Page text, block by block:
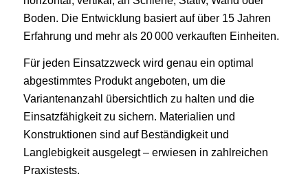
Boden. Die Entwicklung basiert auf über 15 Jahren
Erfahrung und mehr als 20 000 verkauften Einheiten.
Für jeden Einsatzzweck wird genau ein optimal
abgestimmtes Produkt angeboten, um die
Variantenanzahl übersichtlich zu halten und die
Einsatzfähigkeit zu sichern. Materialien und
Konstruktionen sind auf Beständigkeit und
Langlebigkeit ausgelegt – erwiesen in zahlreichen
Praxis­tests.